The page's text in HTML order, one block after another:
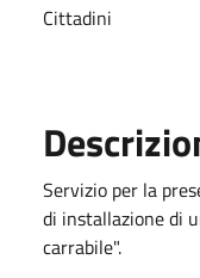
Cittadini
Servizio per la
di installazione di
carrabile".